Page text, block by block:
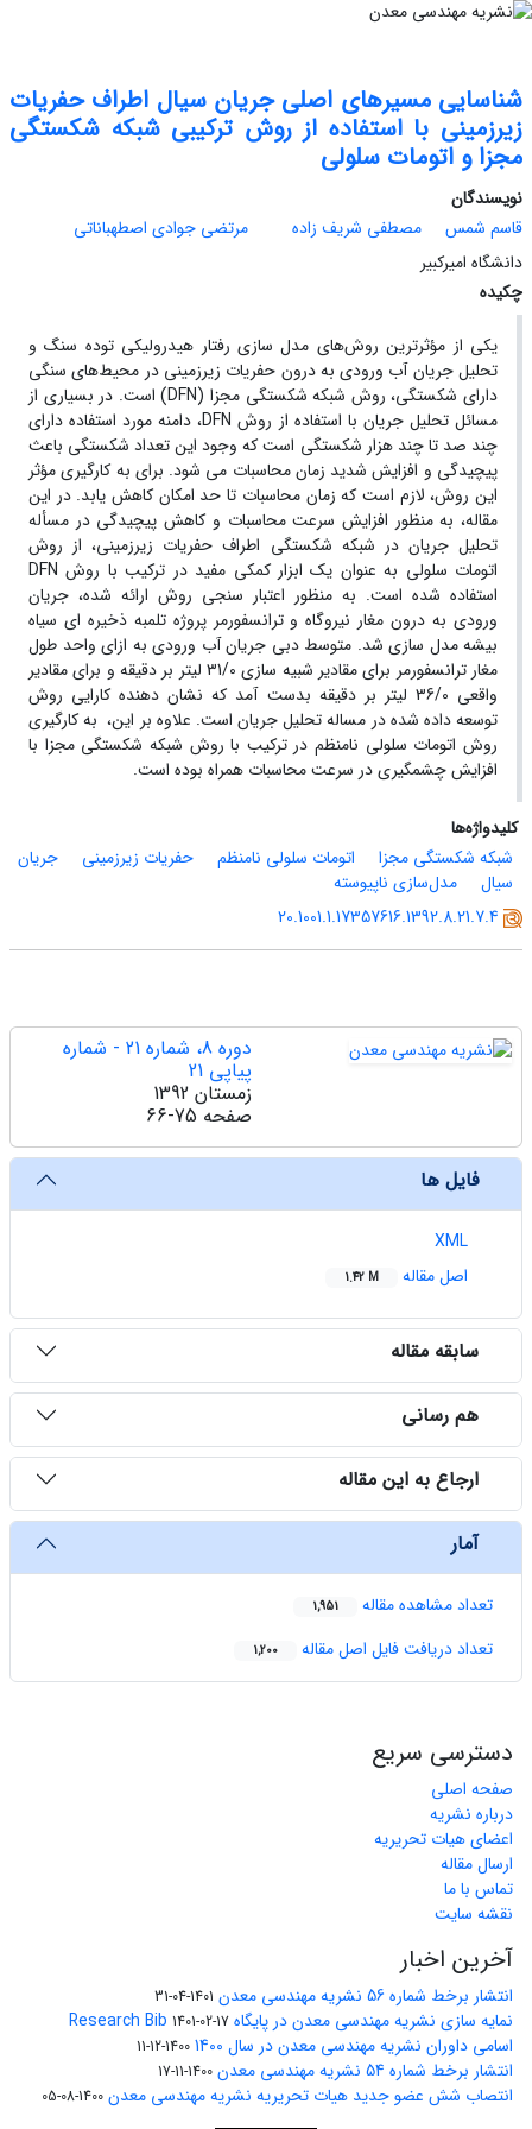
شناسایی مسیرهای اصلی جریان سیال اطراف حفریات
زیرزمینی با استفاده از روش ترکیبی شبکه شکستگی
مجزا و اتومات سلولی
نویسندگان
قاسم شمس
مصطفی شریف زاده
مرتضی جوادی اصطهباناتی
دانشگاه امیرکبیر
چکیده
یکی از مؤثرترین روش‌های مدل سازی رفتار هیدرولیکی توده سنگ و
تحلیل جریان آب ورودی به درون حفریات زیرزمینی در محیط‌های سنگی
دارای شکستگی، روش شبکه شکستگی مجزا (DFN) است. در بسیاری از
مسائل تحلیل جریان با استفاده از روش DFN، دامنه مورد استفاده دارای
چند صد تا چند هزار شکستگی است که وجود این تعداد شکستگی باعث
پیچیدگی و افزایش شدید زمان محاسبات می شود. برای به کارگیری مؤثر
این روش، لازم است که زمان محاسبات تا حد امکان کاهش یابد. در این
مقاله، به منظور افزایش سرعت محاسبات و کاهش پیچیدگی در مسأله
تحلیل جریان در شبکه شکستگی اطراف حفریات زیرزمینی، از روش
اتومات سلولی به عنوان یک ابزار کمکی مفید در ترکیب با روش DFN
استفاده شده است. به منظور اعتبار سنجی روش ارائه شده، جریان
ورودی به درون مغار نیروگاه و ترانسفورمر پروژه تلمبه ذخیره ای سیاه
بیشه مدل سازی شد. متوسط دبی جریان آب ورودی به ازای واحد طول
مغار ترانسفورمر برای مقادیر شبیه سازی 31/0 لیتر بر دقیقه و برای مقادیر
واقعی 36/0 لیتر بر دقیقه بدست آمد که نشان دهنده کارایی روش
توسعه داده شده در مساله تحلیل جریان است. علاوه بر این، به کارگیری
روش اتومات سلولی نامنظم در ترکیب با روش شبکه شکستگی مجزا با
افزایش چشمگیری در سرعت محاسبات همراه بوده است.
کلیدواژه‌ها
شبکه شکستگی مجزا
اتومات سلولی نامنظم حفریات زیرزمینی
جریان
سیال
مدل‌سازی ناپیوسته
20.1001.1.17357616.1392.8.21.7.4
دوره 8، شماره 21 - شماره
پیاپی 21
زمستان 1392
صفحه 66-75
فایل ها
XML
اصل مقاله
1.42 M
سابقه مقاله
هم رسانی
ارجاع به این مقاله
آمار
تعداد مشاهده مقاله 1,951
تعداد دریافت فایل اصل مقاله 1,200
دسترسی سریع
صفحه اصلی
درباره نشریه
اعضای هیات تحریریه
ارسال مقاله
تماس با ما
نقشه سایت
آخرین اخبار
انتشار برخط شماره 56 نشریه مهندسی معدن 1401-04-31
نمایه سازی نشریه مهندسی معدن در پایگاه Research Bib 1401-02-17
اسامی داوران نشریه مهندسی معدن در سال 1400 1400-12-11
انتشار برخط شماره 54 نشریه مهندسی معدن 1400-11-17
انتصاب شش عضو جدید هیات تحریریه نشریه مهندسی معدن 1400-08-05